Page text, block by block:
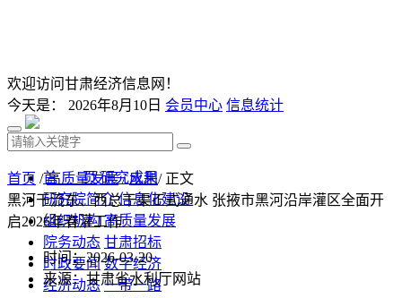
欢迎访问甘肃经济信息网！
今天是： 2026年8月10日 会员中心 信息统计
首 页 研究成果
研究院简介 信息化建设
组织机构 高质量发展
院务动态 甘肃招标
时政要闻 数字经济
经济动态 一带一路
首页 /高质量发展/水利/ 正文
黑河干流东、西总干渠正式通水 张掖市黑河沿岸灌区全面开
启2026年春灌工作
时间：2026-03-20
来源：甘肃省水利厅网站